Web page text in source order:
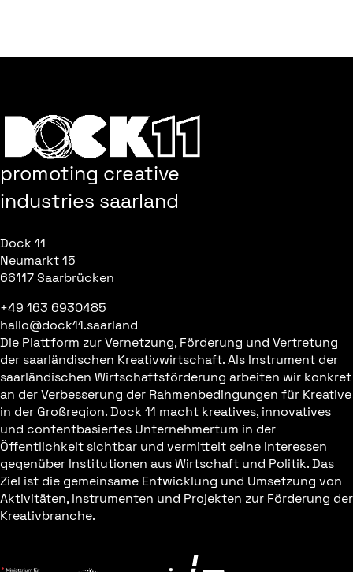
promoting creative
industries saarland
Dock 11
Neumarkt 15
66117 Saarbrücken
+49 163 6930485
hallo@dock11.saarland
Die Plattform zur Vernetzung, Förderung und Vertretung
der saarländischen Kreativwirtschaft. Als Instrument der
saarländischen Wirtschaftsförderung arbeiten wir konkret
an der Verbesserung der Rahmenbedingungen für Kreative
in der Großregion. Dock 11 macht kreatives, innovatives
und contentbasiertes Unternehmertum in der
Öffentlichkeit sichtbar und vermittelt seine Interessen
gegenüber Institutionen aus Wirtschaft und Politik. Das
Ziel ist die gemeinsame Entwicklung und Umsetzung von
Aktivitäten, Instrumenten und Projekten zur Förderung der
Kreativbranche.